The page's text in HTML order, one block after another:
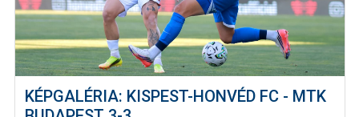
KÉPGALÉRIA: KISPEST-HONVÉD FC - MTK